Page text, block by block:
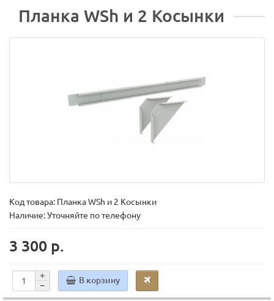
Планка WSh и 2 Косынки
Код товара: Планка WSh и 2 Косынки
Наличие: Уточняйте по телефону
3 300 р.
В корзину